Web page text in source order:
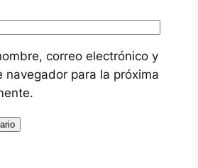
correo electrónico y
navegador para la próxima